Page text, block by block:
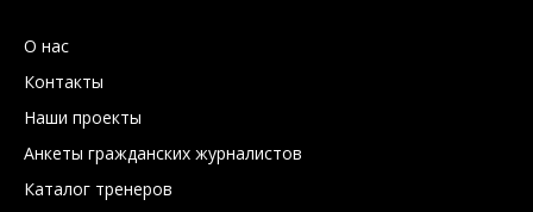
О нас
Контакты
Наши проекты
Анкеты гражданских журналистов
Каталог тренеров